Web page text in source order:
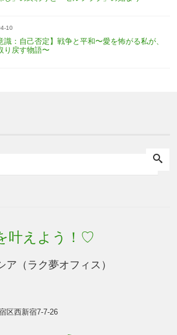
10
識：自己否定】戦争と平和〜愛を怖がる私が、
り戻す物語〜
叶えよう！♡
ア（ラク夢オフィス）
区西新宿7-7-26